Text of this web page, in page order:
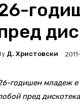
Д. Христовски
годишен младеж е
пред